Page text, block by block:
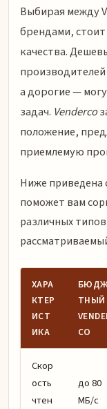
Выбирая между
брендами,
качества.
а дорогие —
задач. Venderco
положение,
приемлемую
Ниже приведена
поможет вам
различных
ХАРА
КТЕР
ИСТ
ИКА
ТНЫЙ
CO
Скор
ость
чтен
до 80
МБ/с